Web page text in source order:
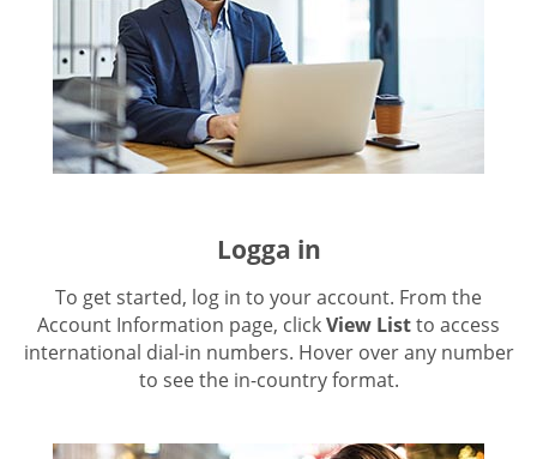
Logga in
To get started, log in to your account. From the
Account Information page, clickView Listto access
international dial-in numbers. Hover over any number
to see the in-country format.